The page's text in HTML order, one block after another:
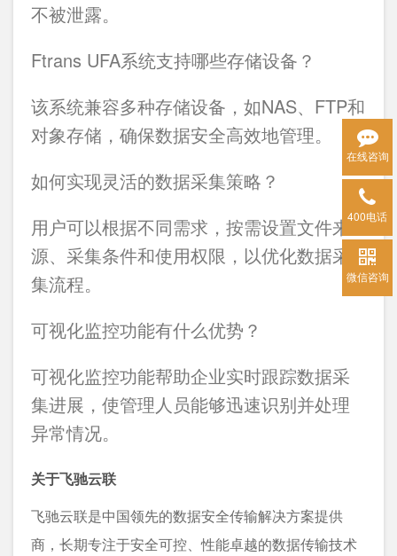
不被泄露。
Ftrans UFA系统支持哪些存储设备？
该系统兼容多种存储设备，如NAS、FTP和
对象存储，确保数据安全高效地管理。
如何实现灵活的数据采集策略？
用户可以根据不同需求，按需设置文件来
源、采集条件和使用权限，以优化数据采
集流程。
可视化监控功能有什么优势？
可视化监控功能帮助企业实时跟踪数据采
集进展，使管理人员能够迅速识别并处理
异常情况。
关于飞驰云联
飞驰云联是中国领先的数据安全传输解决方案提供
商，长期专注于安全可控、性能卓越的数据传输技术
在线咨询
400电话
微信咨询